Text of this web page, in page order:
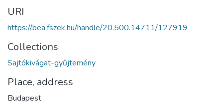
URI
https://bea.fszek.hu/handle/20.500.14711/127919
Collections
Sajtókivágat-gyűjtemény
Place, address
Budapest